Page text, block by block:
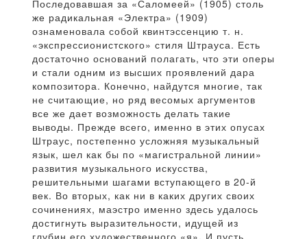
Последовавшая за «Саломеей» (1905) столь
же радикальная «Электра» (1909)
ознаменовала собой квинтэссенцию т. н.
«экспрессионистского» стиля Штрауса. Есть
достаточно оснований полагать, что эти оперы
и стали одним из высших проявлений дара
композитора. Конечно, найдутся многие, так
не считающие, но ряд весомых аргументов
все же дает возможность делать такие
выводы. Прежде всего, именно в этих опусах
Штраус, постепенно усложняя музыкальный
язык, шел как бы по «магистральной линии»
развития музыкального искусства,
решительными шагами вступающего в 20-й
век. Во вторых, как ни в каких других своих
сочинениях, маэстро именно здесь удалось
достигнуть выразительности, идущей из